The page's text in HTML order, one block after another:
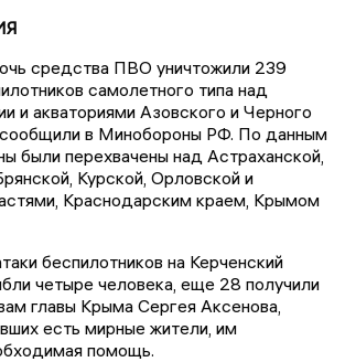
средства ПВО уничтожили 239
самолетного типа над
и акваториями Азовского и Черного
в Минобороны РФ. По данным
были перехвачены над Астраханской,
Курской, Орловской и
Краснодарским краем, Крымом
беспилотников на Керченский
четыре человека, еще 28 получили
главы Крыма Сергея Аксенова,
есть мирные жители, им
помощь.